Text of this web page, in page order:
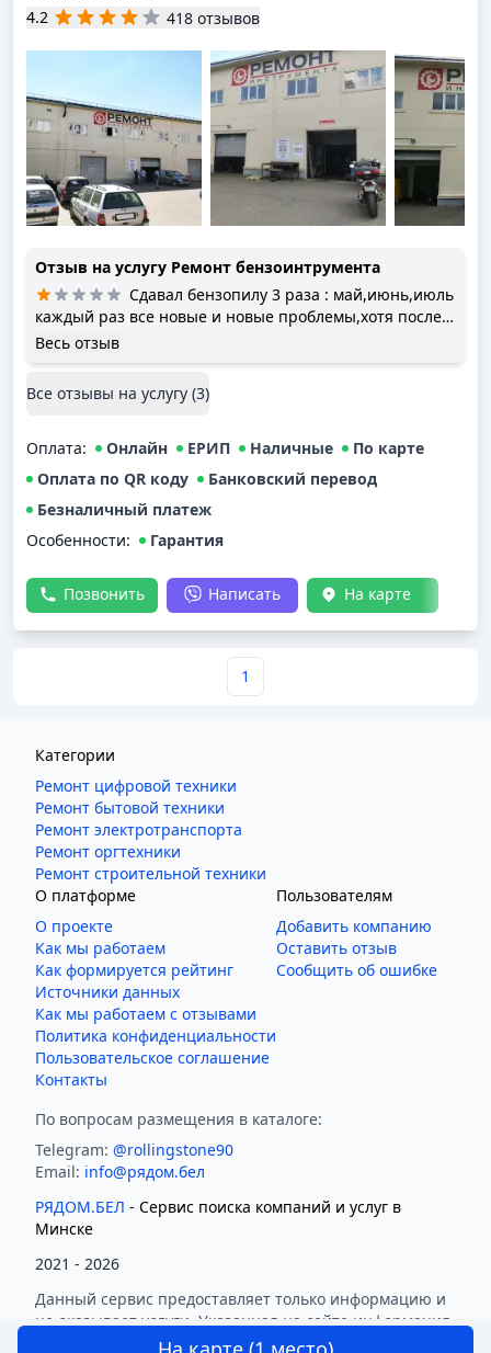
4.2
418 отзывов
Отзыв на услугу Ремонт бензоинтрумента
Сдавал бензопилу 3 раза : май,июнь,июль
каждый раз все новые и новые проблемы,хотя после
первого ремонта даже не завелась,второй раз
сейчас испортилась,НЕ РЕКОМЕНДУЮ
Весь отзыв
Все отзывы на услугу (3)
Оплата: Онлайн ЕРИП Наличные
По карте
Оплата по QR коду
Банковский перевод
Безналичный платеж
Особенности:
Гарантия
Позвонить Написать На карте
1
Категории
Ремонт цифровой техники
Ремонт бытовой техники
Ремонт электротранспорта
Ремонт оргтехники
Ремонт строительной техники
О платформе
О проекте
Как мы работаем
Как формируется рейтинг
Источники данных
Как мы работаем с отзывами
Политика конфиденциальности
Пользовательское соглашение
Контакты
Пользователям
Добавить компанию
Оставить отзыв
Сообщить об ошибке
По вопросам размещения в каталоге:
Telegram: @rollingstone90
Email: info@рядом.бел
РЯДОМ.БЕЛ - Cервис поиска компаний и услуг в
Минске
2021 - 2026
Данный сервис предоставляет только информацию и
не оказывает услуги. Указанная на сайте информация
и предложения не являются публичной офертой.